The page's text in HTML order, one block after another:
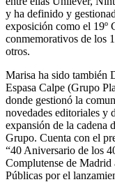
y ha definido y
exposición como el 19º
conmemorativos de los
otros.
Marisa ha sido también
Espasa Calpe (Grupo
donde gestionó la
novedades editoriales y
expansión de la cadena
Grupo. Cuenta con el
“40 Aniversario de los
Complutense de
Públicas por el